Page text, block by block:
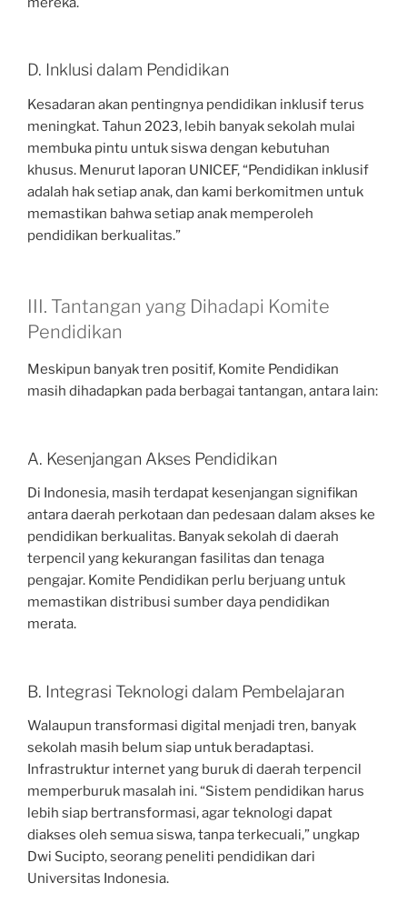
D. Inklusi dalam Pendidikan
Kesadaran akan pentingnya pendidikan inklusif terus
meningkat. Tahun 2023, lebih banyak sekolah mulai
membuka pintu untuk siswa dengan kebutuhan
khusus. Menurut laporan UNICEF, “Pendidikan inklusif
adalah hak setiap anak, dan kami berkomitmen untuk
memastikan bahwa setiap anak memperoleh
pendidikan berkualitas.”
III. Tantangan yang Dihadapi Komite
Pendidikan
Meskipun banyak tren positif, Komite Pendidikan
masih dihadapkan pada berbagai tantangan, antara lain:
A. Kesenjangan Akses Pendidikan
Di Indonesia, masih terdapat kesenjangan signifikan
antara daerah perkotaan dan pedesaan dalam akses ke
pendidikan berkualitas. Banyak sekolah di daerah
terpencil yang kekurangan fasilitas dan tenaga
pengajar. Komite Pendidikan perlu berjuang untuk
memastikan distribusi sumber daya pendidikan
merata.
B. Integrasi Teknologi dalam Pembelajaran
Walaupun transformasi digital menjadi tren, banyak
sekolah masih belum siap untuk beradaptasi.
Infrastruktur internet yang buruk di daerah terpencil
memperburuk masalah ini. “Sistem pendidikan harus
lebih siap bertransformasi, agar teknologi dapat
diakses oleh semua siswa, tanpa terkecuali,” ungkap
Dwi Sucipto, seorang peneliti pendidikan dari
Universitas Indonesia.